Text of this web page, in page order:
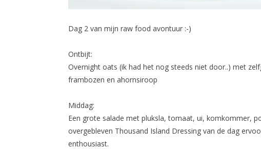
Dag 2 van mijn raw food avontuur :-)
Ontbijt:
Overnight oats (ik had het nog steeds niet door..) met
frambozen en ahornsiroop
Middag:
Een grote salade met pluksla, tomaat, ui, komkommer,
overgebleven Thousand Island Dressing van de dag
enthousiast.